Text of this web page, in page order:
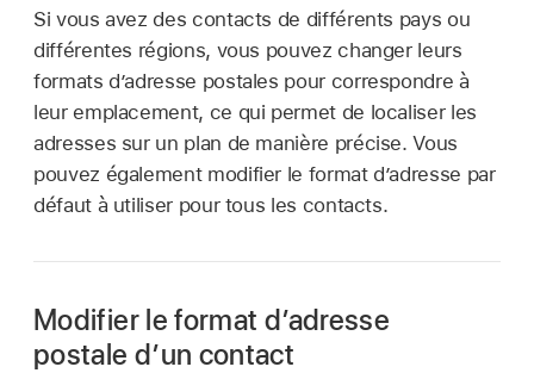
Si vous avez des contacts de différents pays ou
différentes régions, vous pouvez changer leurs
formats d’adresse postales pour correspondre à
leur emplacement, ce qui permet de localiser les
adresses sur un plan de manière précise. Vous
pouvez également modifier le format d’adresse par
défaut à utiliser pour tous les contacts.
Modifier le format d’adresse
postale d’un contact